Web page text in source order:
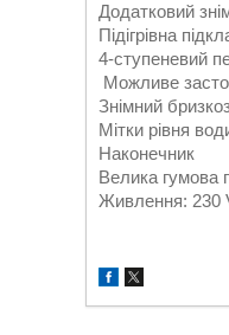
Додатковий
Підігрівна
4-ступеневий
Можливе
Знімний
Мітки рівня
Наконечник
Велика гумова
Живлення: 230